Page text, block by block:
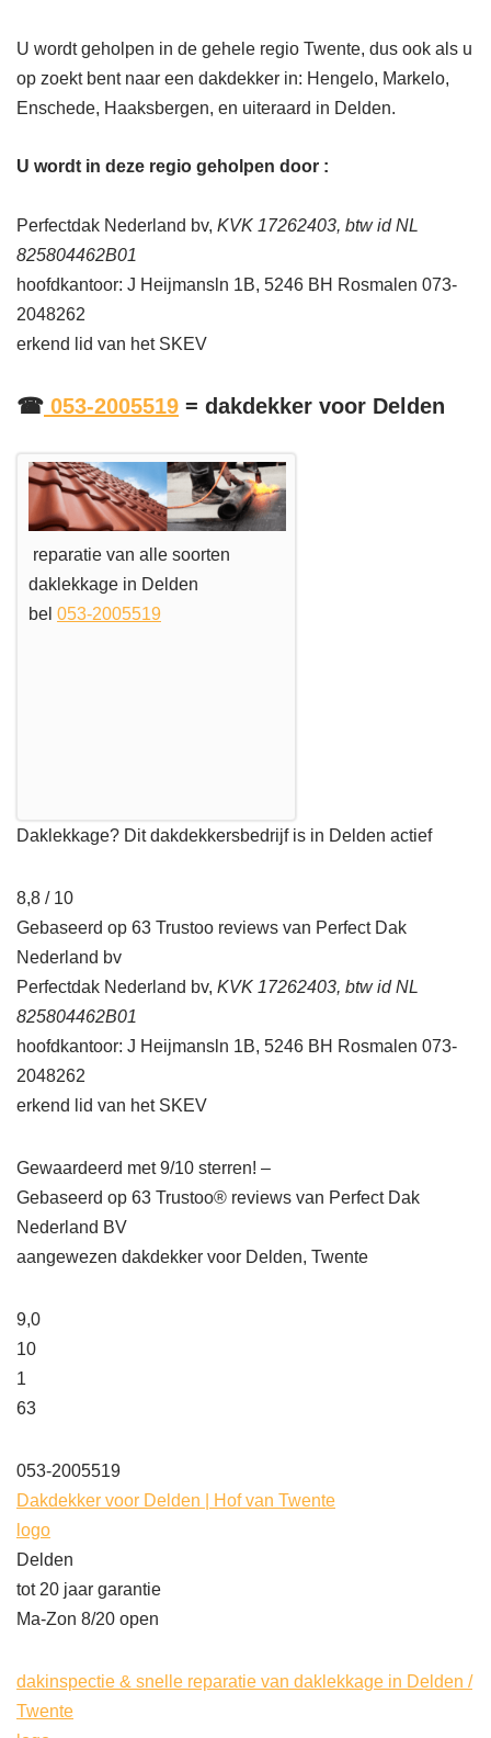
U wordt geholpen in de gehele regio Twente, dus ook als u
op zoekt bent naar een dakdekker in: Hengelo, Markelo,
Enschede, Haaksbergen, en uiteraard in Delden.
U wordt in deze regio geholpen door :
Perfectdak Nederland bv, KVK 17262403, btw id NL
825804462B01
hoofdkantoor: J Heijmansln 1B, 5246 BH Rosmalen 073-
2048262
erkend lid van het SKEV
☎ 053-2005519 = dakdekker voor Delden
reparatie van alle soorten
daklekkage in Delden
bel 053-2005519
Daklekkage? Dit dakdekkersbedrijf is in Delden actief
8,8 / 10
Gebaseerd op 63 Trustoo reviews van Perfect Dak
Nederland bv
Perfectdak Nederland bv, KVK 17262403, btw id NL
825804462B01
hoofdkantoor: J Heijmansln 1B, 5246 BH Rosmalen 073-
2048262
erkend lid van het SKEV
Gewaardeerd met 9/10 sterren! –
Gebaseerd op 63 Trustoo® reviews van Perfect Dak
Nederland BV
aangewezen dakdekker voor Delden, Twente
9,0
10
1
63
053-2005519
Dakdekker voor Delden | Hof van Twente
logo
Delden
tot 20 jaar garantie
Ma-Zon 8/20 open
dakinspectie & snelle reparatie van daklekkage in Delden /
Twente